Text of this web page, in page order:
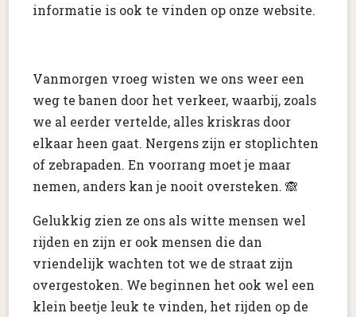
informatie is ook te vinden op onze website.
Vanmorgen vroeg wisten we ons weer een
weg te banen door het verkeer, waarbij, zoals
we al eerder vertelde, alles kriskras door
elkaar heen gaat. Nergens zijn er stoplichten
of zebrapaden. En voorrang moet je maar
nemen, anders kan je nooit oversteken. 🙈
Gelukkig zien ze ons als witte mensen wel
rijden en zijn er ook mensen die dan
vriendelijk wachten tot we de straat zijn
overgestoken. We beginnen het ook wel een
klein beetje leuk te vinden, het rijden op de